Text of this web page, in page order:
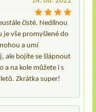
čisté. Nedílnou
je vše promyšlené do
a umí
ale bojíte se šlápnout
a na kole můžete i s
Zkrátka super!